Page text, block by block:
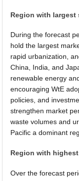
Region with largest
During the forecast
hold the largest
rapid urbanization,
China, India, and
renewable energy
encouraging WtE
policies, and
strengthen market
waste volumes and
Pacific a dominant
Region with highest
Over the forecast